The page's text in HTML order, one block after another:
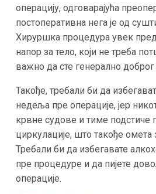
операцију, одговарајућа
постоперативна нега је од
Хируршка процедура увек
напор за тело, који не треба
важно да сте генерално
Такође, требали би да
недеља пре операције, јер
крвне судове и тиме подстиче
циркулације, што такође омета
Требали би да избегавате
пре процедуре и да пијете
операције.